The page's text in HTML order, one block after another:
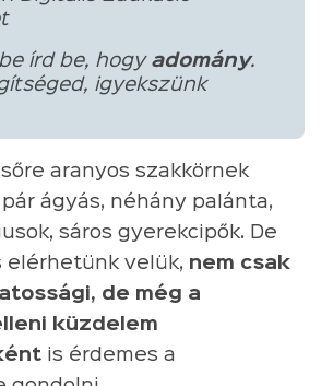
írd be, hogy adomány.
igyekszünk
aranyos szakkörnek
ágyás, néhány palánta,
sáros gyerekcipők. De
elérhetünk velük, nem csak
de még a
küzdelem
is érdemes a